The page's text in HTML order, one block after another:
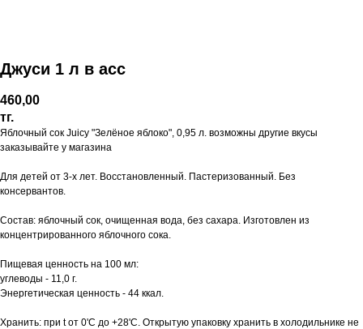
Джуси 1 л в асс
460,00
тг.
Яблочный сок Juicy "Зелёное яблоко", 0,95 л. возможны другие вкусы
заказывайте у магазина
Для детей от 3-х лет. Восстановленный. Пастеризованный. Без
консервантов.
Состав: яблочный сок, очищенная вода, без сахара. Изготовлен из
концентрированного яблочного сока.
Пищевая ценность на 100 мл:
углеводы - 11,0 г.
Энергетическая ценность - 44 ккал.
Хранить: при t от 0'С до +28'С. Открытую упаковку хранить в холодильнике не